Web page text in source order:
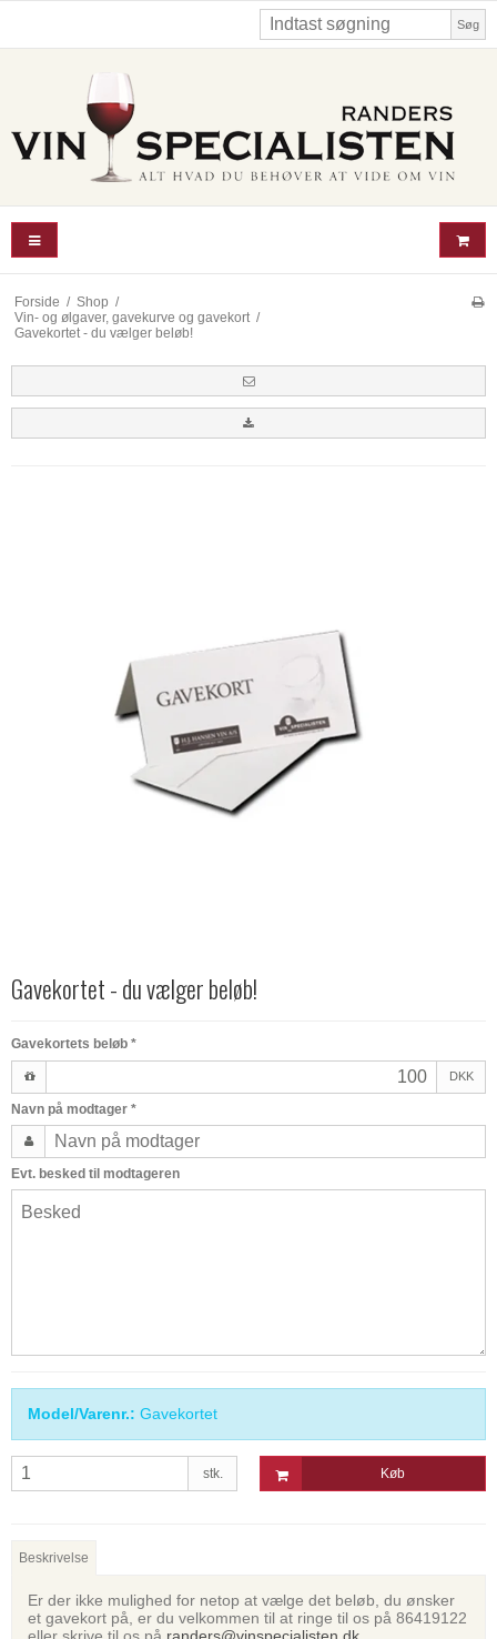
Søg
Forside / Shop /
Vin- og ølgaver, gavekurve og gavekort /
Gavekortet - du vælger beløb!
Gavekortet - du vælger beløb!
Gavekortets beløb *
DKK
Navn på modtager *
Evt. besked til modtageren
Model/Varenr.: Gavekortet
stk. Køb
Beskrivelse
Er der ikke mulighed for netop at vælge det beløb, du ønsker
et gavekort på, er du velkommen til at ringe til os på 86419122